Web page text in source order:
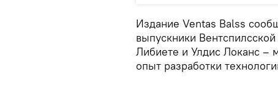
Издание Ventas Balss
выпускники
Либиете и Улдис Локанс
опыт разработки